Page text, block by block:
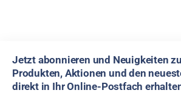
Jetzt abonnieren und Neuigkeiten
Produkten, Aktionen und den
direkt in Ihr Online-Postfach